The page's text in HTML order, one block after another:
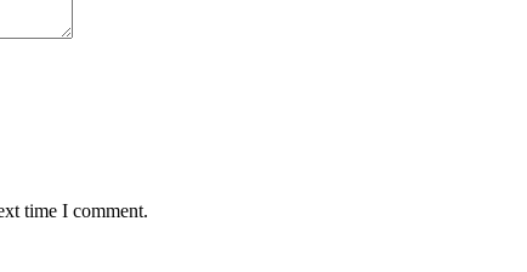
time I comment.